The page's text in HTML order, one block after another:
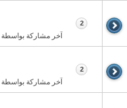
آخر مشاركة بواسطة
2
آخر مشاركة بواسطة
2